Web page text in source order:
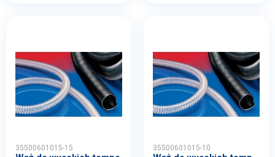
35500601015-15 35500601015-10